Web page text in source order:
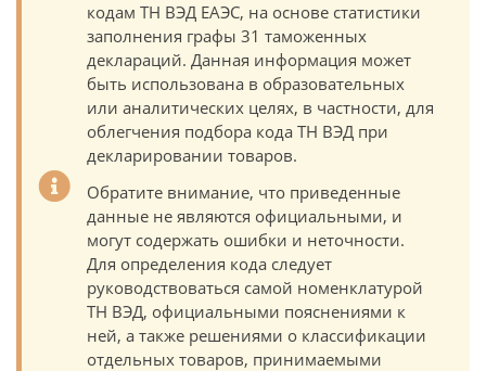
кодам ТН ВЭД ЕАЭС, на основе статистики
заполнения графы 31 таможенных
деклараций. Данная информация может
быть использована в образовательных
или аналитических целях, в частности, для
облегчения подбора кода ТН ВЭД при
декларировании товаров.
Обратите внимание, что приведенные
данные не являются официальными, и
могут содержать ошибки и неточности.
Для определения кода следует
руководствоваться самой номенклатурой
ТН ВЭД, официальными пояснениями к
ней, а также решениями о классификации
отдельных товаров, принимаемыми